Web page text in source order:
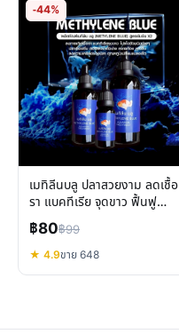
-44%
เมทิลีนบลู ปลาสวยงาม ลดเชื้อ
รา แบคทีเรีย จุดขาว ฟื้นฟู
สุขภาพปลา
฿80฿99
★ 4.9ขาย 648